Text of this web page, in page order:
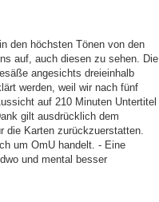
den höchsten Tönen von den
auf, auch diesen zu sehen. Die
angesichts dreieinhalb
werden, weil wir nach fünf
auf 210 Minuten Untertitel
gilt ausdrücklich dem
die Karten zurückzuerstatten.
um OmU handelt. - Eine
und mental besser